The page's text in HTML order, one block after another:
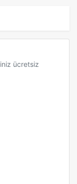
ücretsiz